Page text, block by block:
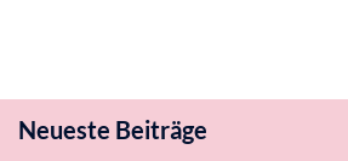
Neueste Beiträge